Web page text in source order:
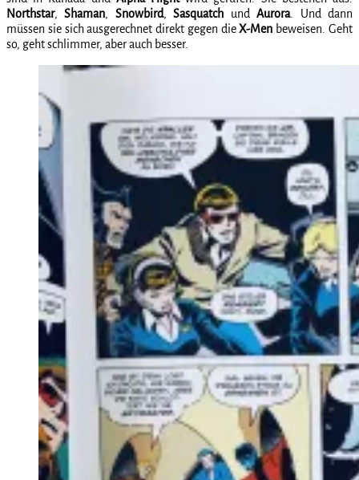
Northstar,Shaman, Snowbird,Sasquatch undAurora. Und dann
müssen sie sich ausgerechnet direkt gegen dieX-Men beweisen. Geht
so, geht schlimmer, aber auch besser.